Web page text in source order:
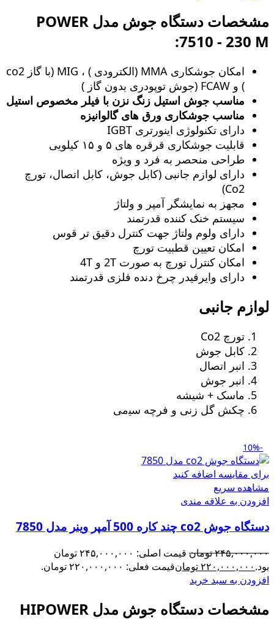
مشخصات دستگاه جوش مدل POWER
7510 - 230 M:
امکان جوشکاری MMA (الکترودی ) ، MIG (با گاز co2
) و FCAW (جوش توپودری بدون گاز )
مناسب جوش استیل زنگ‌ نزن با فیلر مخصوص استیل
مناسب جوشکاری ورق های گالوانیزه
دارای تکنولوژی اینورتری IGBT
قابلیت جوشکاری قرقره های ۵ و ۱۵ کیلویی
طراحی منحصر به فرد و ویژه
دارای لوازم جانبی (کابل جوش، کابل اتصال، تورچ
Co2)
مجهز به نمایشگر آمپر و ولتاژ
سیستم خنک کننده قدرتمند
دارای ولوم ولتاژ جهت کنترل دقیق تر قوس
امکان تعیین قطبیت تورچ
امکان کنترل تورچ به صورت 2T و 4T
دارای وایرفیدر چرخ دنده فلزی قدرتمند
لوازم جانبی
تورچ Co2
کابل جوش
انبر اتصال
انبر جوش
ماسک + شیشه
چکش گل زنی و ﻓﺮچه ﺳﯿمی
-10%
برای مقایسه اضافه کنید
مشاهده سریع
افزودن به علاقه مندی
دستگاه جوش co2 چند کاره 500 آمپر وینر مدل 7850
۲۴۵,۰۰۰,۰۰۰تومان
قیمت اصلی: ۲۴۵,۰۰۰,۰۰۰ تومان
بود.۲۲۰,۰۰۰,۰۰۰تومانقیمت فعلی: ۲۲۰,۰۰۰,۰۰۰ تومان.
افزودن به سبد خرید
مشخصات دستگاه جوش مدل HIPOWER